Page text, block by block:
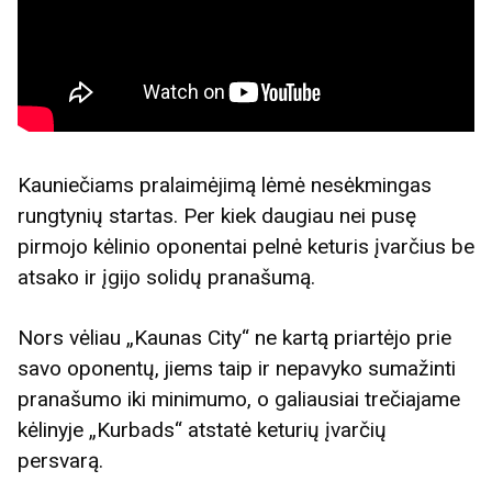
Kauniečiams pralaimėjimą lėmė nesėkmingas
rungtynių startas. Per kiek daugiau nei pusę
pirmojo kėlinio oponentai pelnė keturis įvarčius be
atsako ir įgijo solidų pranašumą.
Nors vėliau „Kaunas City“ ne kartą priartėjo prie
savo oponentų, jiems taip ir nepavyko sumažinti
pranašumo iki minimumo, o galiausiai trečiajame
kėlinyje „Kurbads“ atstatė keturių įvarčių
persvarą.